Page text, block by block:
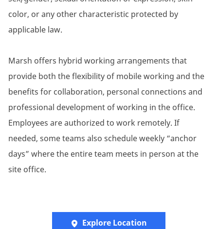
color, or any other characteristic protected by
applicable law.
Marsh offers hybrid working arrangements that
provide both the flexibility of mobile working and the
benefits for collaboration, personal connections and
professional development of working in the office.
Employees are authorized to work remotely. If
needed, some teams also schedule weekly “anchor
days” where the entire team meets in person at the
site office.
Explore Location